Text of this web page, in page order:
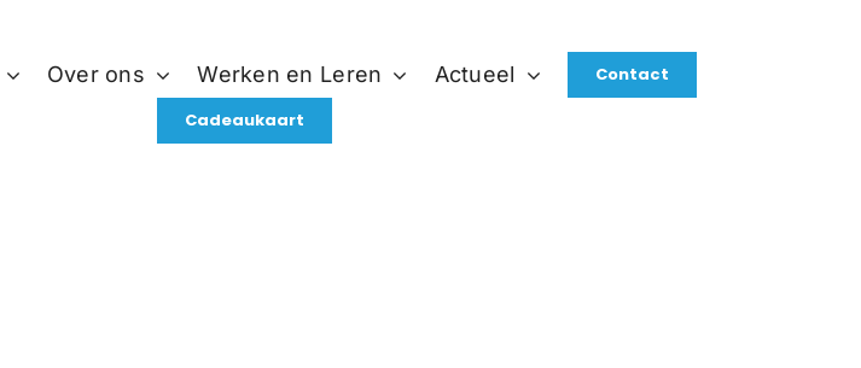
Over ons Werken en Leren Actueel
Contact
Cadeaukaart